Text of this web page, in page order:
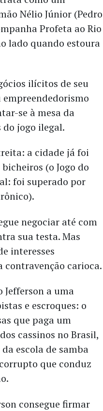
Nélio Júnior (Pedro
Profeta ao Rio
lado quando estoura
ilícitos de seu
se à mesa da
do jogo ilegal.
a cidade já foi
(o Jogo do
foi superado por
negociar até com
sua testa. Mas
interesses
contravenção carioca.
a uma
e escroques: o
que paga um
cassinos no Brasil,
escola de samba
que conduz
consegue firmar